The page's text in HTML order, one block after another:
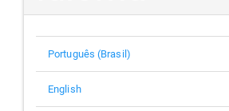
Português (Brasil)
English